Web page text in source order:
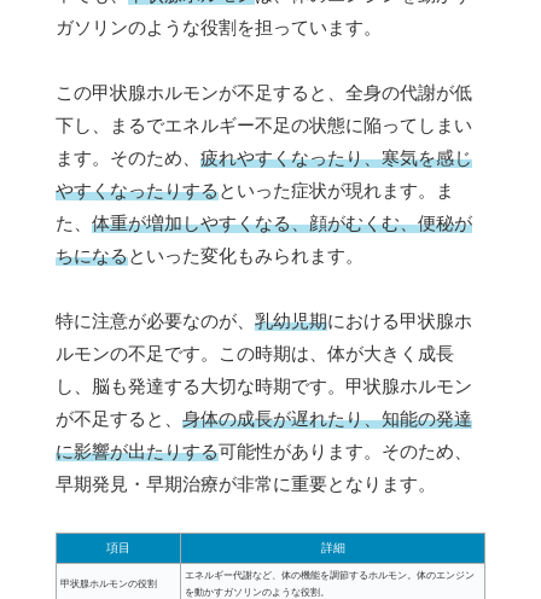
ガソリンのような役割を担っています。
この甲状腺ホルモンが不足すると、全身の代謝が低
下し、まるでエネルギー不足の状態に陥ってしまい
ます。そのため、 疲れやすくなったり、寒気を感じ
やすくなったりするといった症状が現れます。ま
た、 体重が増加しやすくなる、顔がむくむ、便秘が
ちになるといった変化もみられます。
特に注意が必要なのが、 乳幼児期における甲状腺ホ
ルモンの不足です。この時期は、体が大きく成長
し、脳も発達する大切な時期です。甲状腺ホルモン
が不足すると、 身体の成長が遅れたり、知能の発達
に影響が出たりする可能性があります。そのため、
早期発見・早期治療が非常に重要となります。
項目 詳細
甲状腺ホルモンの役割
エネルギー代謝など、体の機能を調節するホルモン。体のエンジン
を動かすガソリンのような役割。